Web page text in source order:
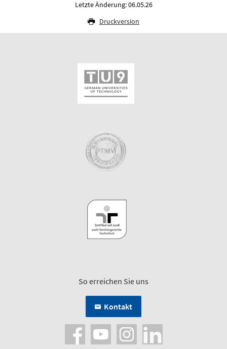
Letzte Änderung: 06.05.26
Druckversion
So erreichen Sie uns
Kontakt